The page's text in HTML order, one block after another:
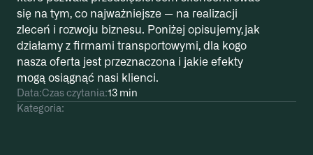
się na tym, co najważniejsze — na realizacji
zleceń i rozwoju biznesu. Poniżej opisujemy, jak
działamy z firmami transportowymi, dla kogo
nasza oferta jest przeznaczona i jakie efekty
mogą osiągnąć nasi klienci.
Data:Czas czytania:13 min
Kategoria: